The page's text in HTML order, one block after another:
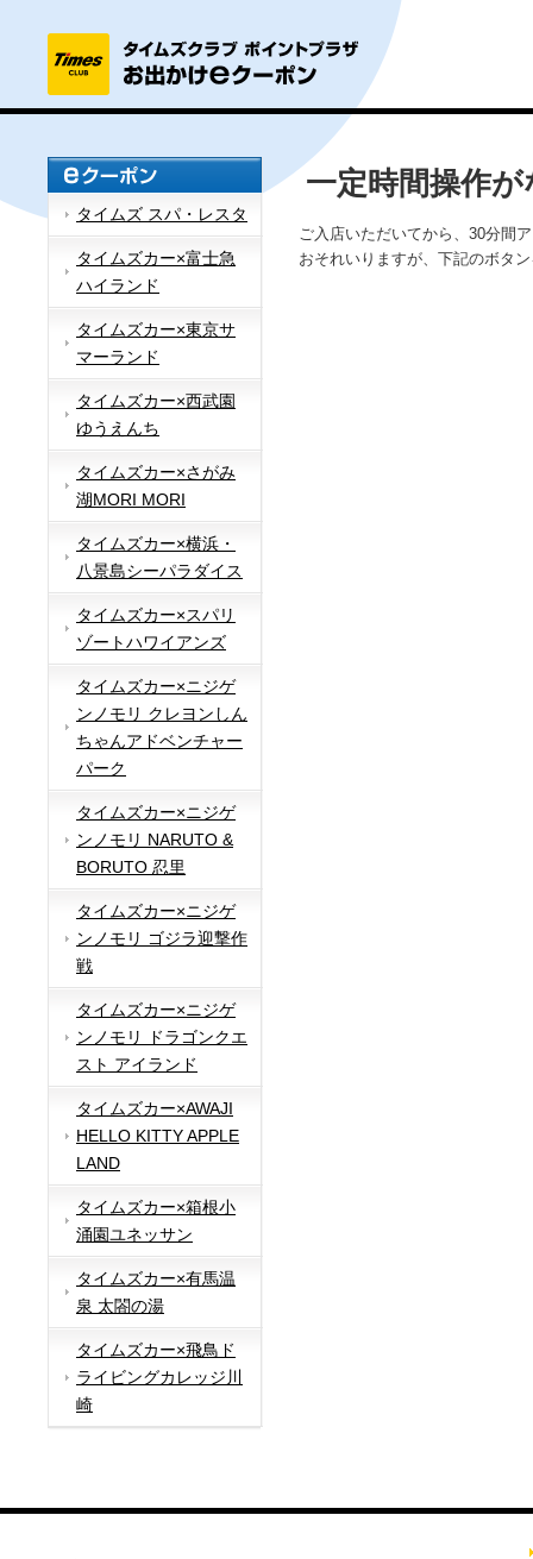
タイムズ スパ・レスタ
タイムズカー×富士急
ハイランド
タイムズカー×東京サ
マーランド
タイムズカー×西武園
ゆうえんち
タイムズカー×さがみ
湖MORI MORI
タイムズカー×横浜・
八景島シーパラダイス
タイムズカー×スパリ
ゾートハワイアンズ
タイムズカー×ニジゲ
ンノモリ クレヨンしん
ちゃんアドベンチャー
パーク
タイムズカー×ニジゲ
ンノモリ NARUTO &
BORUTO 忍里
タイムズカー×ニジゲ
ンノモリ ゴジラ迎撃作
戦
タイムズカー×ニジゲ
ンノモリ ドラゴンクエ
スト アイランド
タイムズカー×AWAJI
HELLO KITTY APPLE
LAND
タイムズカー×箱根小
涌園ユネッサン
タイムズカー×有馬温
泉 太閤の湯
タイムズカー×飛鳥ド
ライビングカレッジ川
崎
一定時間操作
ご入店いただいてから、30分間
おそれいりますが、下記のボタ